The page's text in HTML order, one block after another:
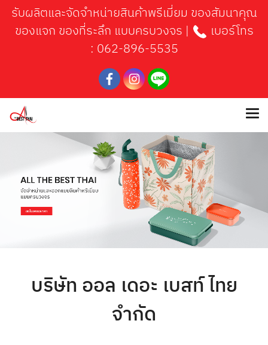
รับผลิตและจัดจำหน่ายสินค้าพรีเมี่ยม ของสัมนาคุณ
ของแจก ของที่ระลึก แบบครบวงจร |
เบอร์โทร
: 062-896-5535
บริษัท ออล เดอะ เบสท์ ไทย
จำกัด